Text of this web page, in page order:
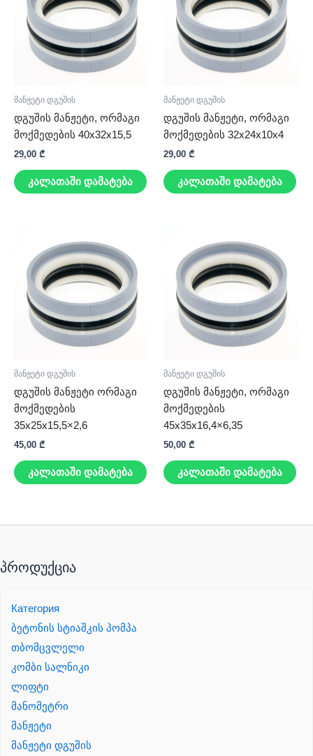
მანჟეტი დგუშის
დგუშის მანჟეტი, ორმაგი
მოქმედების 40x32x15,5
29,00 ₾
კალათაში დამატება
მანჟეტი დგუშის
დგუშის მანჟეტი, ორმაგი
მოქმედების 32x24x10x4
29,00 ₾
კალათაში დამატება
მანჟეტი დგუშის
დგუშის მანჟეტი ორმაგი
მოქმედების
35x25x15,5×2,6
45,00 ₾
კალათაში დამატება
მანჟეტი დგუშის
დგუშის მანჟეტი, ორმაგი
მოქმედების
45x35x16,4×6,35
50,00 ₾
კალათაში დამატება
პროდუქცია
Категория
ბეტონის სტიაშკის პომპა
თბომცვლელი
კომბი სალნიკი
ლიფტი
მანომეტრი
მანჟეტი
მანჟეტი დგუშის